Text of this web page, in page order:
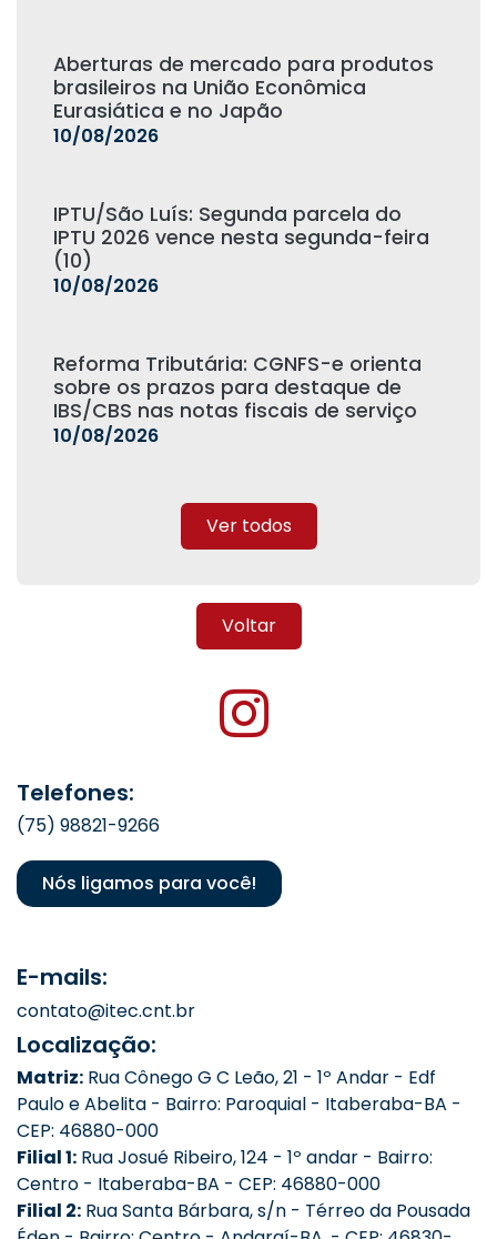
Aberturas de mercado para produtos
brasileiros na União Econômica
Eurasiática e no Japão
10/08/2026
IPTU/São Luís: Segunda parcela do
IPTU 2026 vence nesta segunda-feira
(10)
10/08/2026
Reforma Tributária: CGNFS-e orienta
sobre os prazos para destaque de
IBS/CBS nas notas fiscais de serviço
10/08/2026
Ver todos
Voltar
Telefones:
(75) 98821-9266
Nós ligamos para você!
E-mails:
contato@itec.cnt.br
Localização:
Matriz: Rua Cônego G C Leão, 21 - 1º Andar - Edf
Paulo e Abelita - Bairro: Paroquial - Itaberaba-BA -
CEP: 46880-000
Filial 1: Rua Josué Ribeiro, 124 - 1º andar - Bairro:
Centro - Itaberaba-BA - CEP: 46880-000
Filial 2: Rua Santa Bárbara, s/n - Térreo da Pousada